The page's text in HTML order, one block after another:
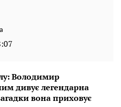
Володимир
дивує легендарна
вона приховує